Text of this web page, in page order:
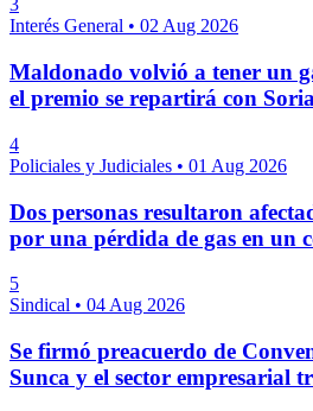
3
Interés General • 02 Aug 2026
Maldonado volvió a tener un
el premio se repartirá con
4
Policiales y Judiciales • 01 Aug 2026
Dos personas resultaron
por una pérdida de gas en un
5
Sindical • 04 Aug 2026
Se firmó preacuerdo de
Sunca y el sector empresarial